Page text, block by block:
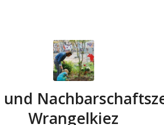
und
Wrangelkiez